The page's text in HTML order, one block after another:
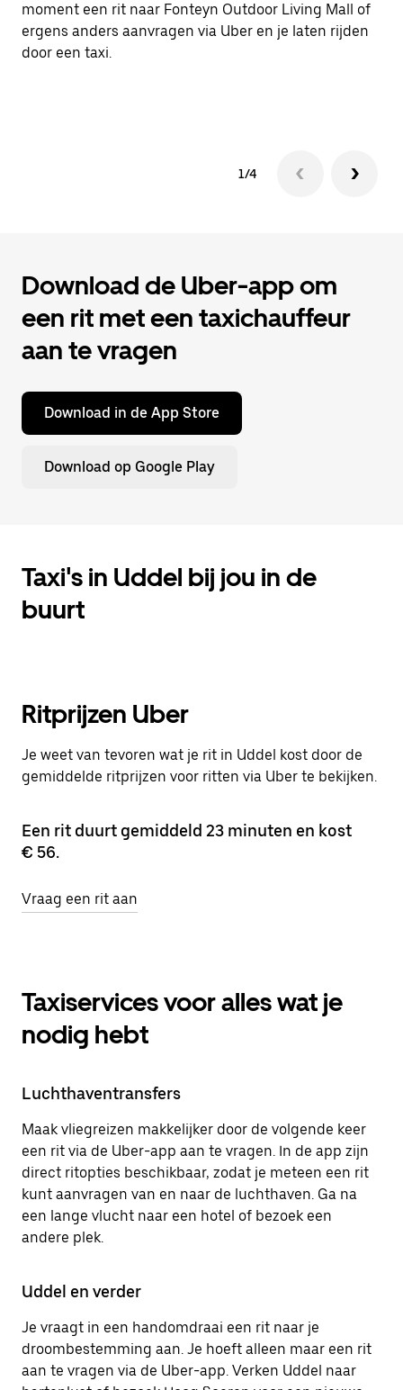
moment een rit naar Fonteyn Outdoor Living Mall of
ergens anders aanvragen via Uber en je laten rijden
door een taxi.
1/4
Download de Uber-app om
een rit met een taxichauffeur
aan te vragen
Download in de App Store
Download op Google Play
Taxi's in Uddel bij jou in de
buurt
Ritprijzen Uber
Je weet van tevoren wat je rit in Uddel kost door de
gemiddelde ritprijzen voor ritten via Uber te bekijken.
Een rit duurt gemiddeld 23 minuten en kost
€ 56.
Vraag een rit aan
Taxiservices voor alles wat je
nodig hebt
Luchthaventransfers
Maak vliegreizen makkelijker door de volgende keer
een rit via de Uber-app aan te vragen. In de app zijn
direct ritopties beschikbaar, zodat je meteen een rit
kunt aanvragen van en naar de luchthaven. Ga na
een lange vlucht naar een hotel of bezoek een
andere plek.
Uddel en verder
Je vraagt in een handomdraai een rit naar je
droombestemming aan. Je hoeft alleen maar een rit
aan te vragen via de Uber-app. Verken Uddel naar